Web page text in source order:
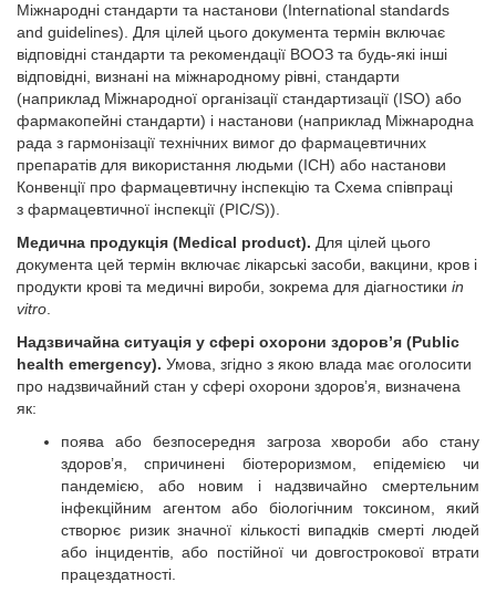
Міжнародні стандарти та настанови (International standards
and guidelines). Для цілей цього документа термін включає
відповідні стандарти та рекомендації ВООЗ та будь-які інші
відповідні, визнані на міжнародному рівні, стандарти
(наприклад Міжнародної організації стандартизації (ISO) або
фармакопейні стандарти) і настанови (наприклад Міжнародна
рада з гармонізації технічних вимог до фармацевтичних
препаратів для використання людьми (ICH) або настанови
Конвенції про фармацевтичну інспекцію та Схема співпраці
з фармацевтичної інспекції (PIC/S)).
Медична продукція (Medical product). Для цілей цього
документа цей термін включає лікарські засоби, вакцини, кров і
продукти крові та медичні вироби, зокрема для діагностики in
vitro
Надзвичайна ситуація у сфері охорони здоров’я (Public
health emergency). Умова, згідно з якою влада має оголосити
про надзвичайний стан у сфері охорони здоров’я, визначена
як:
поява або безпосередня загроза хвороби або стану
здоров’я, спричинені біотероризмом, епідемією чи
пандемією, або новим і надзвичайно смертельним
інфекційним агентом або біологічним токсином, який
створює ризик значної кількості випадків смерті людей
або інцидентів, або постійної чи довгострокової втрати
працездатності.